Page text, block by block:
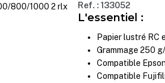
Ref. : 133052
L'essentiel :
Papier lustré RC
Grammage 250
Compatible
Compatible